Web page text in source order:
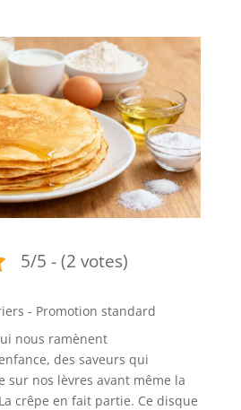
5/5 - (2 votes)
nous ramènent
des saveurs qui
sur nos lèvres avant même la
crêpe en fait partie. Ce disque